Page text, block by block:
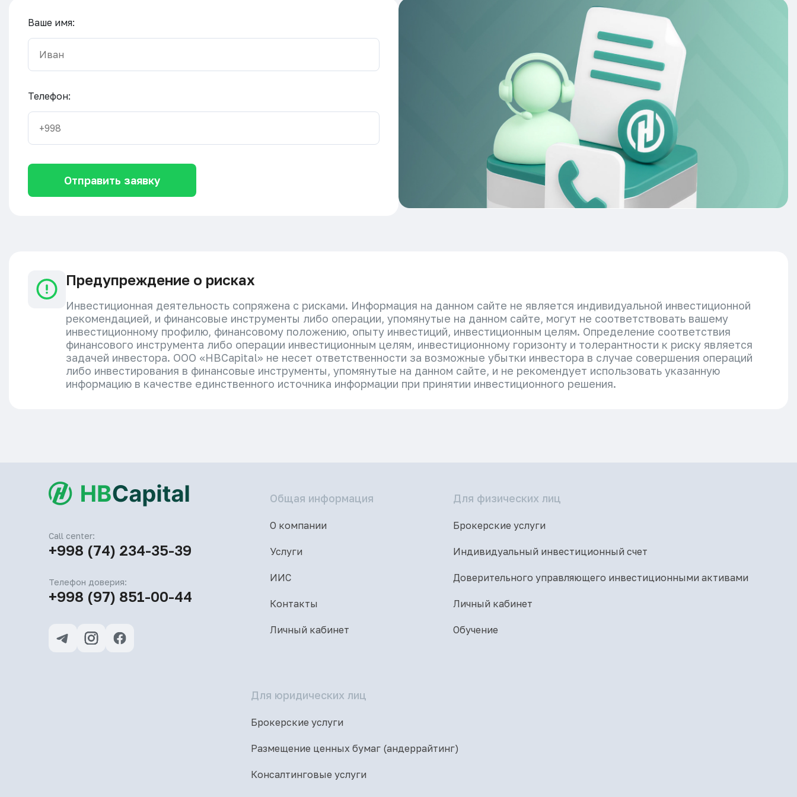
Ваше имя:
Телефон:
Отправить заявку
Предупреждение о рисках
Инвестиционная деятельность сопряжена с рисками. Информация на данном сайте не является индивидуальной инвестиционной
рекомендацией, и финансовые инструменты либо операции, упомянутые на данном сайте, могут не соответствовать вашему
инвестиционному профилю, финансовому положению, опыту инвестиций, инвестиционным целям. Определение соответствия
финансового инструмента либо операции инвестиционным целям, инвестиционному горизонту и толерантности к риску является
задачей инвестора. ООО «HBCapital» не несет ответственности за возможные убытки инвестора в случае совершения операций
либо инвестирования в финансовые инструменты, упомянутые на данном сайте, и не рекомендует использовать указанную
информацию в качестве единственного источника информации при принятии инвестиционного решения.
Call center:
+998 (74) 234-35-39
Телефон доверия:
+998 (97) 851-00-44
Общая информация
О компании
Услуги
ИИС
Контакты
Личный кабинет
Для физических лиц
Брокерские услуги
Индивидуальный инвестиционный счет
Доверительного управляющего инвестиционными активами
Личный кабинет
Обучение
Для юридических лиц
Брокерские услуги
Размещение ценных бумаг (андеррайтинг)
Консалтинговые услуги